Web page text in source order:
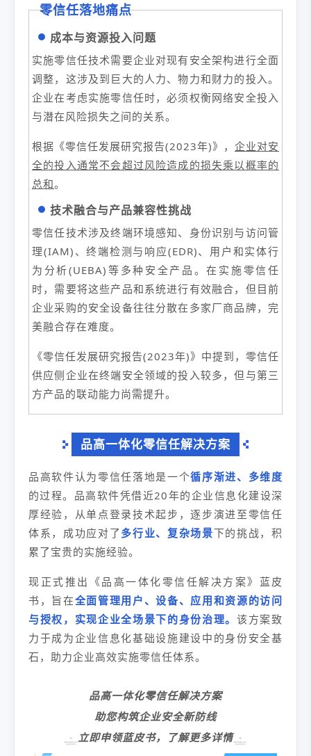
零信任落地痛点
成本与资源投入问题
实施零信任技术需要企业对现有安全架构进行全面
调整，这涉及到巨大的人力、物力和财力的投入。
企业在考虑实施零信任时，必须权衡网络安全投入
与潜在风险损失之间的关系。
根据《零信任发展研究报告(2023年)》， 企业对安
全的投入通常不会超过风险造成的损失乘以概率的
总和。
技术融合与产品兼容性挑战
零信任技术涉及终端环境感知、身份识别与访问管
理(IAM)、终端检测与响应(EDR)、用户和实体行
为分析(UEBA)等多种安全产品。在实施零信任
时，需要将这些产品和系统进行有效融合，但目前
企业采购的安全设备往往分散在多家厂商品牌，完
美融合存在难度。
《零信任发展研究报告(2023年)》中提到，零信任
供应侧企业在终端安全领域的投入较多，但与第三
方产品的联动能力尚需提升。
品高一体化零信任解决方案
品高软件认为零信任落地是一个循序渐进、多维度
的过程。品高软件凭借近20年的企业信息化建设深
厚经验，从单点登录技术起步，逐步演进至零信任
体系，成功应对了 多行业、复杂场景下的挑战，积
累了宝贵的实施经验。
现正式推出《品高一体化零信任解决方案》蓝皮
书，旨在全面管理用户、设备、应用和资源的访问
与授权，实现企业全场景下的身份治理。 该方案致
力于成为企业信息化基础设施建设中的身份安全基
石，助力企业高效实施零信任体系。
品高一体化零信任解决方案
助您构筑企业安全新防线
立即申领蓝皮书，
了解更多详情